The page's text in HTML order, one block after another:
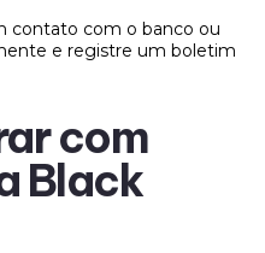
contato com o banco ou
e registre um boletim
com
Black